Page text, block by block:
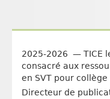
2025-2026 — TICE
consacré aux
en SVT pour collège
Directeur de